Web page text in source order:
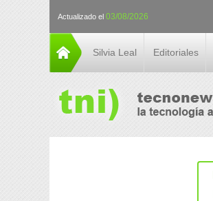
Actualizado el 03/08/2026
Silvia Leal Editoriales